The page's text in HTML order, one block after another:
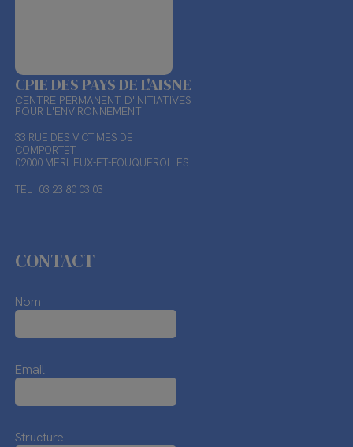
CPIE DES PAYS DE L'AISNE
CENTRE PERMANENT D'INITIATIVES
POUR L'ENVIRONNEMENT
33 RUE DES VICTIMES DE
COMPORTET
02000 MERLIEUX-ET-FOUQUEROLLES
TEL : 03 23 80 03 03
CONTACT
Nom
Email
Structure